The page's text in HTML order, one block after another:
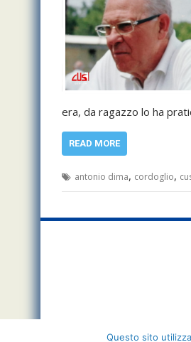
era, da ragazzo lo ha
READ MORE
antonio dima, cordoglio,
Questo sito